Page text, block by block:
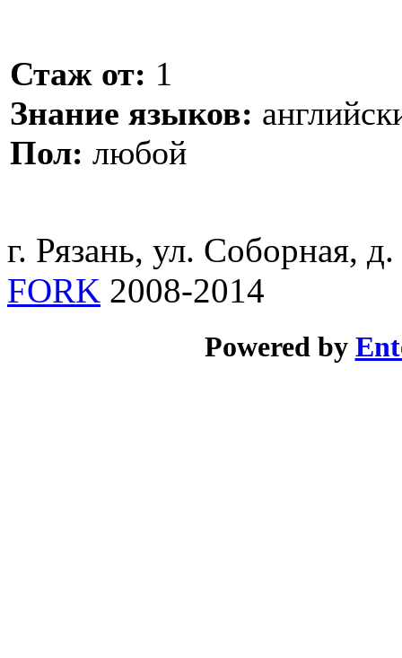
Стаж от: 1
Знание языков:
Пол: любой
г. Рязань, ул. Соборная,
FORK 2008-2014
Powered by